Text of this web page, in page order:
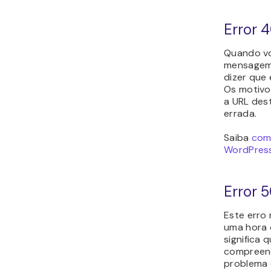
Error
Quando
dizer que
Os
a URL
errada.
Saiba
Error
Este erro
uma
significa
problema